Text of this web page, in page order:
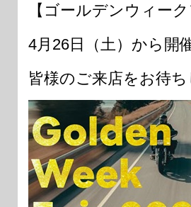
【ゴールデンウィーク
4月26日（土）から開
皆様のご来店をお待ち